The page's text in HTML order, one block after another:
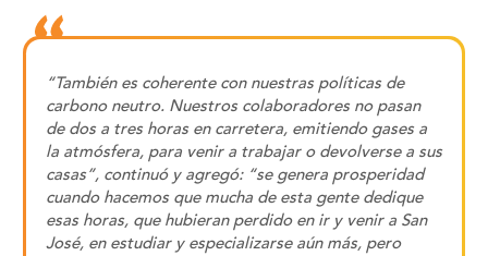
“También es coherente con nuestras políticas de
carbono neutro. Nuestros colaboradores no pasan
de dos a tres horas en carretera, emitiendo gases a
la atmósfera, para venir a trabajar o devolverse a sus
casas”, continuó y agregó: “se genera prosperidad
cuando hacemos que mucha de esta gente dedique
esas horas, que hubieran perdido en ir y venir a San
José, en estudiar y especializarse aún más, pero